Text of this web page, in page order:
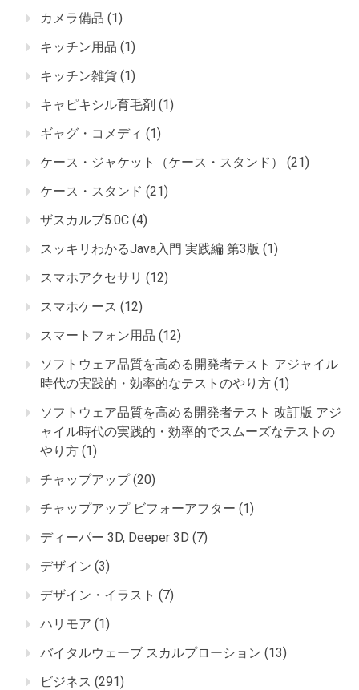
カメラ備品 (1)
キッチン用品 (1)
キッチン雑貨 (1)
キャピキシル育毛剤 (1)
ギャグ・コメディ (1)
ケース・ジャケット（ケース・スタンド）
(21)
ケース・スタンド (21)
ザスカルプ5.0C (4)
スッキリわかるJava入門 実践編 第3版 (1)
スマホアクセサリ (12)
スマホケース (12)
スマートフォン用品 (12)
ソフトウェア品質を高める開発者テスト アジャイル
時代の実践的・効率的なテストのやり方 (1)
ソフトウェア品質を高める開発者テスト 改訂版 アジ
ャイル時代の実践的・効率的でスムーズなテストの
やり方 (1)
チャップアップ(20)
チャップアップ ビフォーアフター (1)
ディーパー 3D, Deeper 3D (7)
デザイン (3)
デザイン・イラスト (7)
ハリモア (1)
バイタルウェーブ スカルプローション (13)
ビジネス (291)